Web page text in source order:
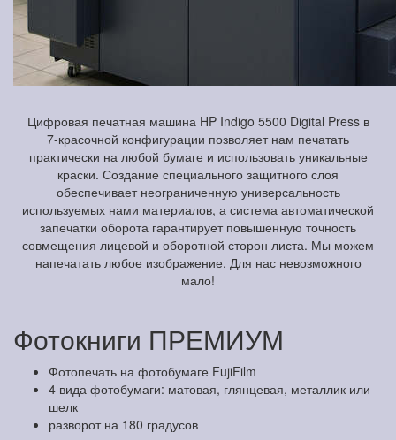
Цифровая печатная машина HP Indigo 5500 Digital Press в
7-красочной конфигурации позволяет нам печатать
практически на любой бумаге и использовать уникальные
краски. Создание специального защитного слоя
обеспечивает неограниченную универсальность
используемых нами материалов, а система автоматической
запечатки оборота гарантирует повышенную точность
совмещения лицевой и оборотной сторон листа. Мы можем
напечатать любое изображение. Для нас невозможного
мало!
Фотокниги ПРЕМИУМ
Фотопечать на фотобумаге FujiFilm
4 вида фотобумаги: матовая, глянцевая, металлик или
шелк
разворот на 180 градусов